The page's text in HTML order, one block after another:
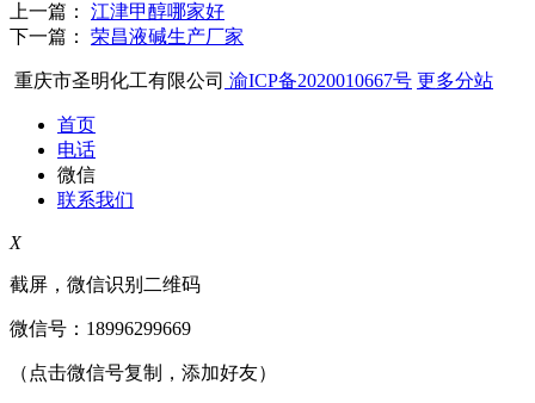
上一篇： 江津甲醇哪家好
下一篇： 荣昌液碱生产厂家
重庆市圣明化工有限公司 渝ICP备2020010667号 更多分站
首页
电话
微信
联系我们
X
截屏，微信识别二维码
微信号： 18996299669
（点击微信号复制，添加好友）